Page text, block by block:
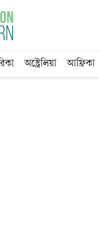
অস্ট্রেলিয়া আফ্রিকা